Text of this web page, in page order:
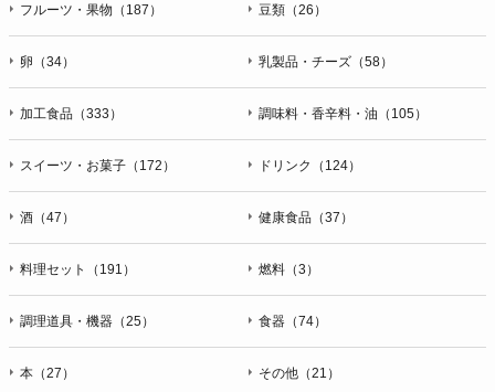
フルーツ・果物（187） 豆類（26）
卵（34） 乳製品・チーズ（58）
加工食品（333） 調味料・香辛料・油（105）
スイーツ・お菓子（172） ドリンク（124）
酒（47） 健康食品（37）
料理セット（191） 燃料（3）
調理道具・機器（25） 食器（74）
本（27） その他（21）